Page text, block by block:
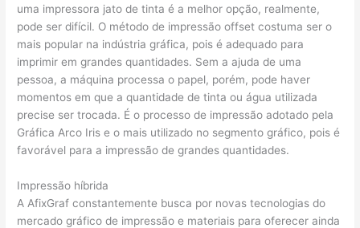
uma impressora jato de tinta é a melhor opção, realmente,
pode ser difícil. O método de impressão offset costuma ser o
mais popular na indústria gráfica, pois é adequado para
imprimir em grandes quantidades. Sem a ajuda de uma
pessoa, a máquina processa o papel, porém, pode haver
momentos em que a quantidade de tinta ou água utilizada
precise ser trocada. É o processo de impressão adotado pela
Gráfica Arco Iris e o mais utilizado no segmento gráfico, pois é
favorável para a impressão de grandes quantidades.
Impressão híbrida
A AfixGraf constantemente busca por novas tecnologias do
mercado gráfico de impressão e materiais para oferecer ainda